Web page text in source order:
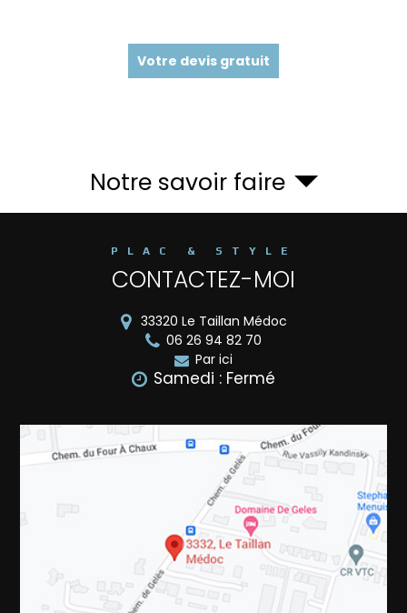
Votre devis gratuit
Notre savoir faire
PLAC & STYLE
CONTACTEZ-MOI
33320 Le Taillan Médoc
06 26 94 82 70
Par ici
Samedi : Fermé